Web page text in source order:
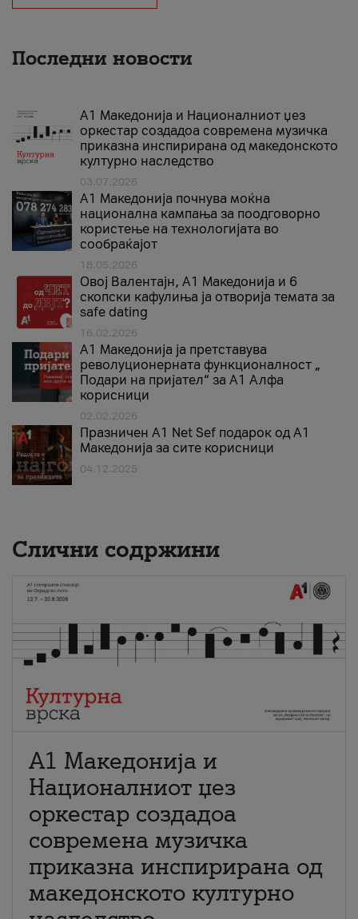
Последни новости
А1 Македонија и Националниот џез
оркестар создадоа современа музичка
приказна инспирирана од македонското
културно наследство
03.07.2026
A1 Македонија почнува моќна
национална кампања за поодговорно
користење на технологијата во
сообраќајот
18.05.2026
Овој Валентајн, A1 Македонија и 6
скопски кафулиња ја отворија темата за
safe dating
16.02.2026
А1 Македонија ја претставува
револуционерната функционалност „
Подари на пријател“ за А1 Алфа
корисници
02.02.2026
Празничен A1 Net Sеf подарок од А1
Македонија за сите корисници
04.12.2025
Слични содржини
А1 Македонија и
Националниот џез
оркестар создадоа
современа музичка
приказна инспирирана од
македонското културно